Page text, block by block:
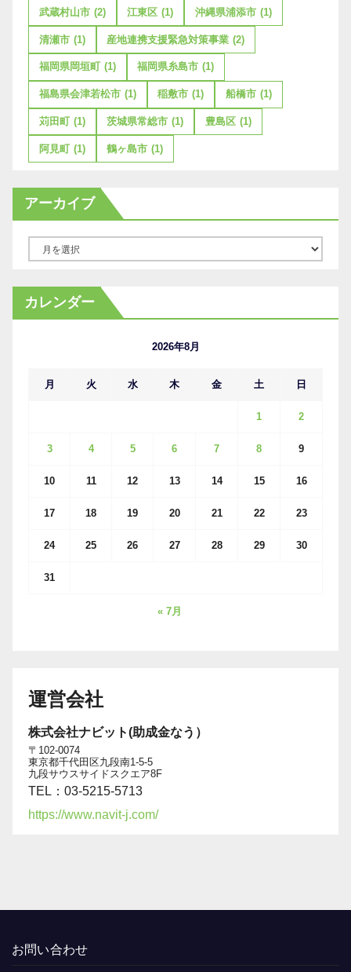
武蔵村山市 (2) 江東区 (1) 沖縄県浦添市 (1)
清瀬市 (1) 産地連携支援緊急対策事業 (2)
福岡県岡垣町 (1) 福岡県糸島市 (1)
福島県会津若松市 (1) 稲敷市 (1) 船橋市 (1)
苅田町 (1) 茨城県常総市 (1) 豊島区 (1)
阿見町 (1) 鶴ヶ島市 (1)
アーカイブ
カ
イ
カレンダー
2026年8月
月 火 水 木 金 土 日
1 2
3 4 5 6 7 8 9
10 11 12 13 14 15 16
17 18 19 20 21 22 23
24 25 26 27 28 29 30
31
« 7月
運営会社
株式会社ナビット(助成金なう）
〒102-0074
東京都千代田区九段南1-5-5
九段サウスサイドスクエア8F
TEL：03-5215-5713
https://www.navit-j.com/
お問い合わせ